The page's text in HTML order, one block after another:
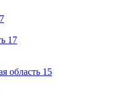
17
область 15